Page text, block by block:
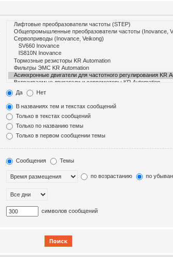
Да Нет
В названиях тем и текстах сообщений
Только в текстах сообщений
Только по названию темы
Только в первом сообщении темы
Сообщения Темы
по возрастанию по
символов сообщений